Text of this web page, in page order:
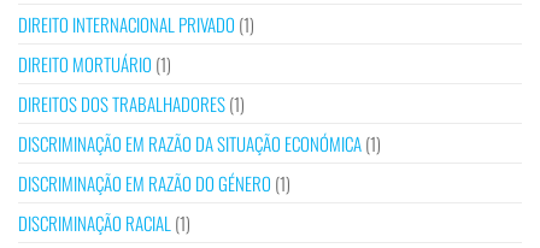
DIREITO INTERNACIONAL PRIVADO (1)
DIREITO MORTUÁRIO (1)
DIREITOS DOS TRABALHADORES(1)
DISCRIMINAÇÃO EM RAZÃO DA SITUAÇÃO ECONÓMICA(1)
DISCRIMINAÇÃO EM RAZÃO DO GÉNERO (1)
DISCRIMINAÇÃO RACIAL (1)